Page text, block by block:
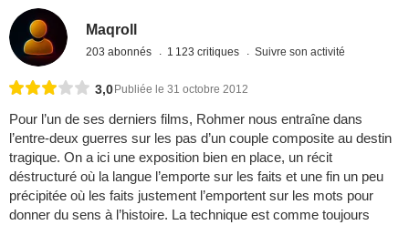
Maqroll
203 abonnés 1 123 critiques Suivre son activité
3,0 Publiée le 31 octobre 2012
Pour l’un de ses derniers films, Rohmer nous entraîne dans
l’entre-deux guerres sur les pas d’un couple composite au destin
tragique. On a ici une exposition bien en place, un récit
déstructuré où la langue l’emporte sur les faits et une fin un peu
précipitée où les faits justement l’emportent sur les mots pour
donner du sens à l’histoire. La technique est comme toujours